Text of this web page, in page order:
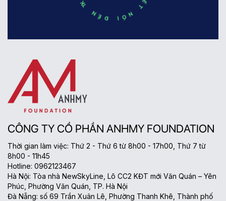
CÔNG TY CỔ PHẦN ANHMY FOUNDATION
Thời gian làm việc: Thứ 2 - Thứ 6 từ 8h00 - 17h00, Thứ 7 từ
8h00 - 11h45
Hotline: 0962123467
Hà Nội: Tòa nhà NewSkyLine, Lô CC2 KĐT mới Văn Quán – Yên
Phúc, Phường Văn Quán, TP. Hà Nội
Đà Nẵng: số 69 Trần Xuân Lê, Phường Thanh Khê, Thành phố